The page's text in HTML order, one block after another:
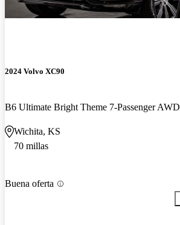
2024 Volvo XC90
B6 Ultimate Bright Theme 7-Passenger AWD
Wichita, KS
70 millas
Buena oferta